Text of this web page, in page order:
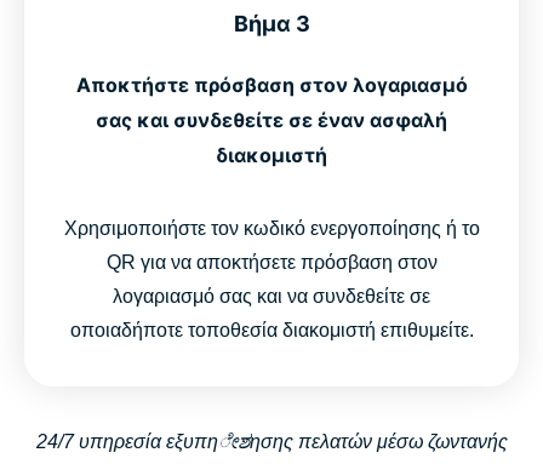
Βήμα 3
Αποκτήστε πρόσβαση στον λογαριασμό
σας και συνδεθείτε σε έναν ασφαλή
διακομιστή
Χρησιμοποιήστε τον κωδικό ενεργοποίησης ή το
QR για να αποκτήσετε πρόσβαση στον
λογαριασμό σας και να συνδεθείτε σε
οποιαδήποτε τοποθεσία διακομιστή επιθυμείτε.
24/7 υπηρεσία εξυπηೇಶησης πελατών μέσω ζωντανής